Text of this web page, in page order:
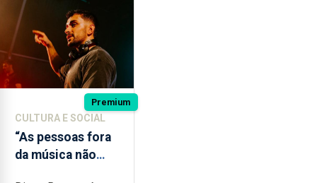
Premium
CULTURA E SOCIAL
“As pessoas fora
da música não